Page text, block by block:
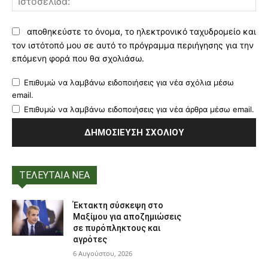
αποθηκεύστε το όνομα, το ηλεκτρονικό ταχυδρομείο και
τον ιστότοπό μου σε αυτό το πρόγραμμα περιήγησης για την
επόμενη φορά που θα σχολιάσω.
Επιθυμώ να λαμβάνω ειδοποιήσεις για νέα σχόλια μέσω
email.
Επιθυμώ να λαμβάνω ειδοποιήσεις για νέα άρθρα μέσω email.
ΤΕΛΕΥΤΑΙΑ ΝΕΑ
Έκτακτη σύσκεψη στο
Μαξίμου για αποζημιώσεις
σε πυρόπληκτους και
αγρότες
6 Αυγούστου, 2026